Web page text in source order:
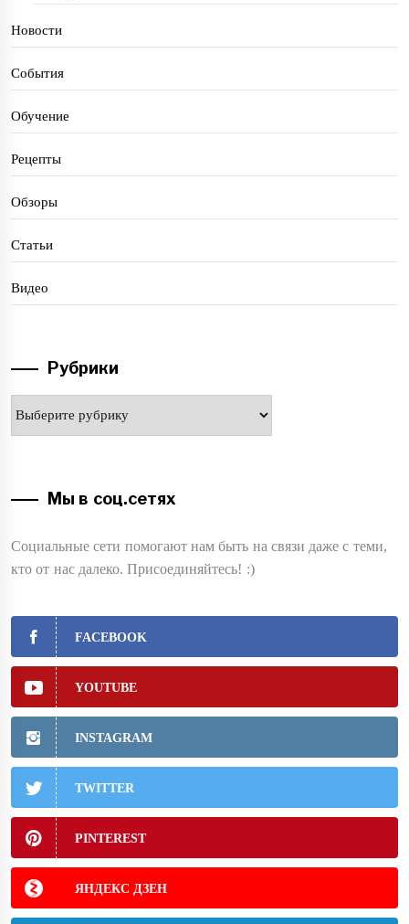
Новости
События
Обучение
Рецепты
Обзоры
Статьи
Видео
Рубрики
Мы в соц.сетях
Социальные сети помогают нам быть на связи даже с теми,
кто от нас далеко. Присоединяйтесь! :)
FACEBOOK
YOUTUBE
INSTAGRAM
TWITTER
PINTEREST
ЯНДЕКС ДЗЕН